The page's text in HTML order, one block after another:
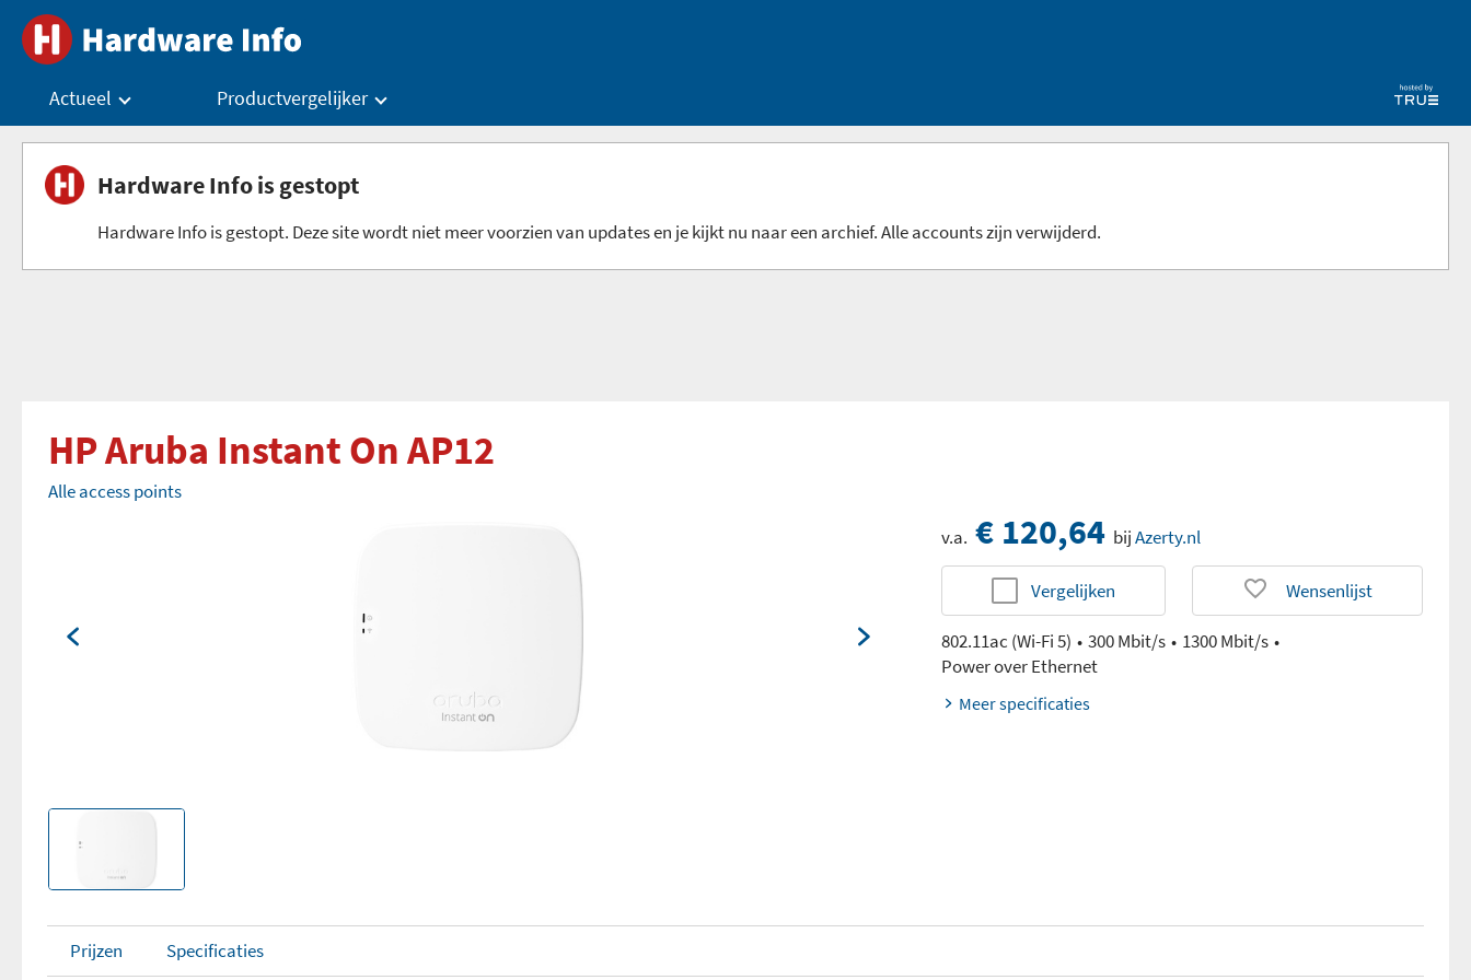
Actueel Productvergelijker
Hardware Info is gestopt
Hardware Info is gestopt. Deze site wordt niet meer voorzien van updates en je kijkt nu naar een archief. Alle accounts zijn verwijderd.
HP Aruba Instant On AP12
Alle access points
v.a. € 120,64 bijAzerty.nl
Vergelijken Wensenlijst
802.11ac (Wi-Fi 5) 300 Mbit/s
1300 Mbit/s
Power over Ethernet
Meer specificaties
Prijzen Specificaties